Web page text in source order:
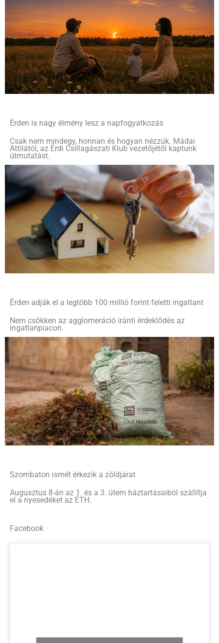
Érden is nagy élmény lesz a napfogyatkozás
Csak nem mindegy, honnan és hogyan nézzük. Mádai
Attilától, az Érdi Csillagászati Klub vezetőjétől kaptunk
útmutatást.
Érden adják el a legtöbb 100 millió forint feletti ingatlant
Nem csökken az agglomeráció iránti érdeklődés az
ingatlanpiacon.
Szombaton ismét érkezik a zöldjárat
Augusztus 8-án az 1. és a 3. ütem háztartásaiból szállítja
el a nyesedéket az ÉTH.
Facebook